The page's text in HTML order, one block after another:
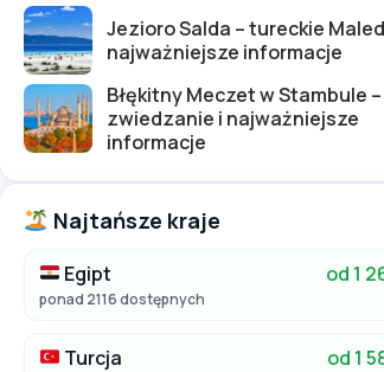
Jezioro Salda – tureckie
najważniejsze informacje
Błękitny Meczet w Stambule –
zwiedzanie i najważniejsze
informacje
Najtańsze kraje
Egipt od 1
ponad 2116 dostępnych
Turcja od 1